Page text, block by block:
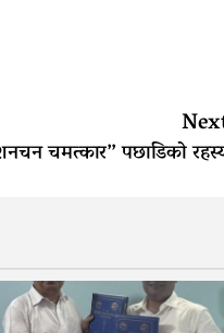
चमत्कार” पछाडिको